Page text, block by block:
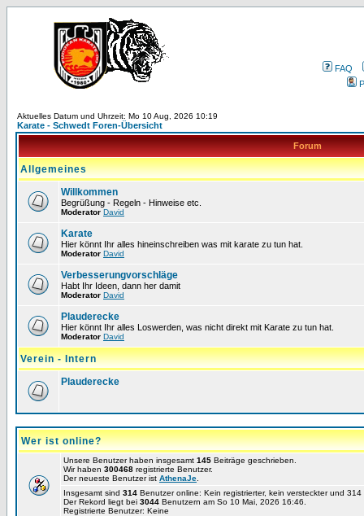
FAQ
Aktuelles Datum und Uhrzeit: Mo 10 Aug, 2026 10:19
Karate - Schwedt Foren-Übersicht
Forum
Allgemeines
Willkommen
Begrüßung - Regeln - Hinweise etc.
Moderator David
Karate
Hier könnt Ihr alles hineinschreiben was mit karate zu tun hat.
Moderator David
Verbesserungvorschläge
Habt Ihr Ideen, dann her damit
Moderator David
Plauderecke
Hier könnt Ihr alles Loswerden, was nicht direkt mit Karate zu tun hat.
Moderator David
Verein - Intern
Plauderecke
Wer ist online?
Unsere Benutzer haben insgesamt 145 Beiträge geschrieben.
Wir haben 300468 registrierte Benutzer.
Der neueste Benutzer ist AthenaJe
Insgesamt sind 314 Benutzer online: Kein registrierter, kein versteckter und
Der Rekord liegt bei 3044 Benutzern am So 10 Mai, 2026 16:46.
Registrierte Benutzer: Keine